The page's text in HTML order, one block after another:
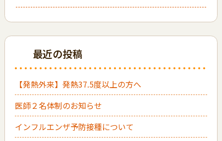
最近の投稿
【発熱外来】発熱37.5度以上の方へ
医師２名体制のお知らせ
インフルエンザ予防接種について